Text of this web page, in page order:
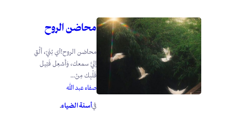
محاضن الروح
محاضن الروح!أي بُنَيّ، أَلْقِ
إليَّ سمعك، وَأَشعِل فَتِيل
قَلْبِك مِنْ...
صفاء عبد الله
فيأسنة الضياء.